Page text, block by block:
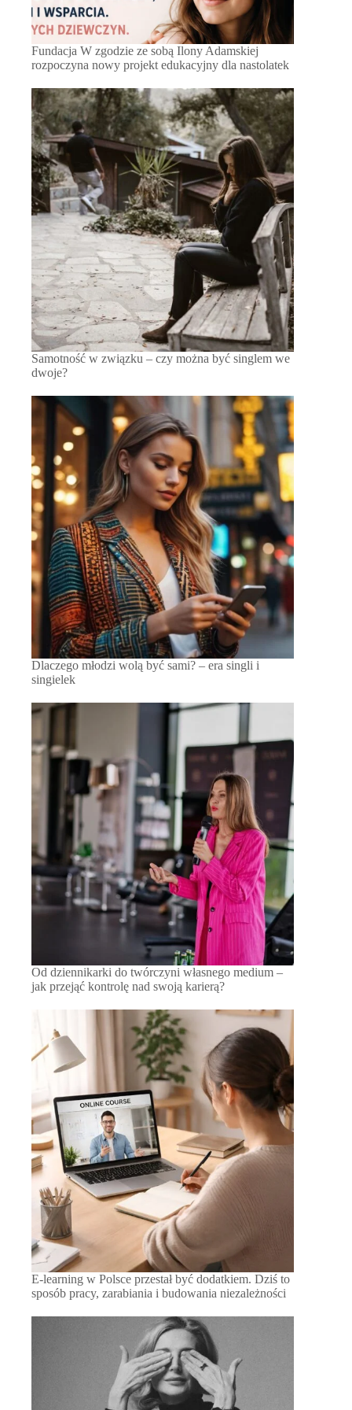
Fundacja W zgodzie ze sobą Ilony Adamskiej
rozpoczyna nowy projekt edukacyjny dla nastolatek
Samotność w związku – czy można być singlem we
dwoje?
Dlaczego młodzi wolą być sami? – era singli i
singielek
Od dziennikarki do twórczyni własnego medium –
jak przejąć kontrolę nad swoją karierą?
E-learning w Polsce przestał być dodatkiem. Dziś to
sposób pracy, zarabiania i budowania niezależności